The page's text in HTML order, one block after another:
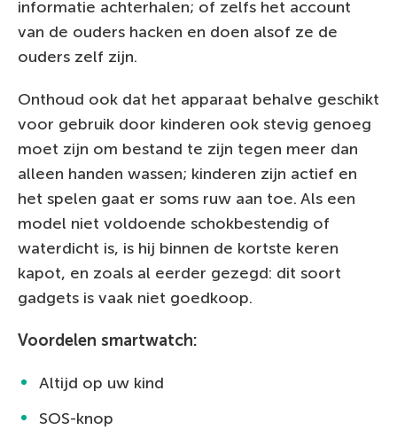
informatie achterhalen; of zelfs het account
van de ouders hacken en doen alsof ze de
ouders zelf zijn.
Onthoud ook dat het apparaat behalve geschikt
voor gebruik door kinderen ook stevig genoeg
moet zijn om bestand te zijn tegen meer dan
alleen handen wassen; kinderen zijn actief en
het spelen gaat er soms ruw aan toe. Als een
model niet voldoende schokbestendig of
waterdicht is, is hij binnen de kortste keren
kapot, en zoals al eerder gezegd: dit soort
gadgets is vaak niet goedkoop.
Voordelen smartwatch:
Altijd op uw kind
SOS-knop